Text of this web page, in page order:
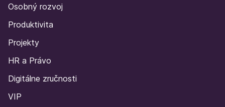
Osobný rozvoj
Produktivita
Projekty
HR a Právo
Digitálne zručnosti
VIP